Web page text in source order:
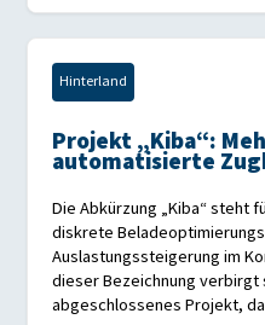
Hinterland
Projekt „Kiba“:
automatisierte
Die Abkürzung „Kiba“ steht
diskrete
Auslastungssteigerung im
dieser Bezeichnung
abgeschlossenes Projekt,